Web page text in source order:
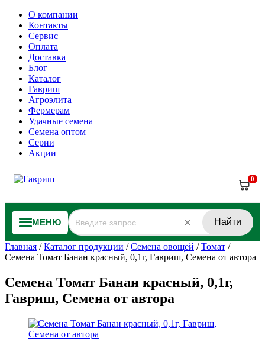
О компании
Контакты
Сервис
Оплата
Доставка
Блог
Каталог
Гавриш
Агроэлита
Фермерам
Удачные семена
Семена оптом
Серии
Акции
0
МЕНЮ Найти
Главная /Каталог продукции /Семена овощей /Томат /
Семена Томат Банан красный, 0,1г, Гавриш, Семена от автора
Семена Томат Банан красный, 0,1г,
Гавриш, Семена от автора